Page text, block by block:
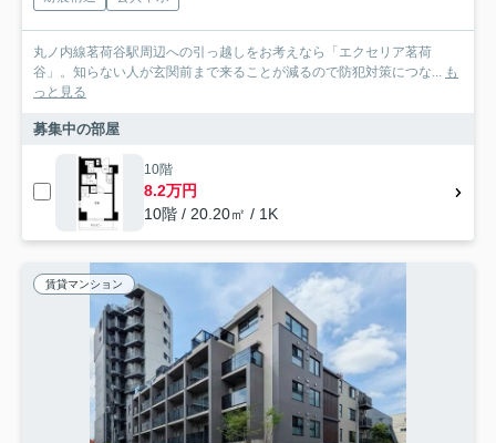
丸ノ内線茗荷谷駅周辺への引っ越しをお考えなら「エクセリア茗荷
谷」。知らない人が玄関前まで来ることが減るので防犯対策につな...
も
っと見る
募集中の部屋
10階
8.2万円
10階 / 20.20㎡ / 1K
賃貸マンション